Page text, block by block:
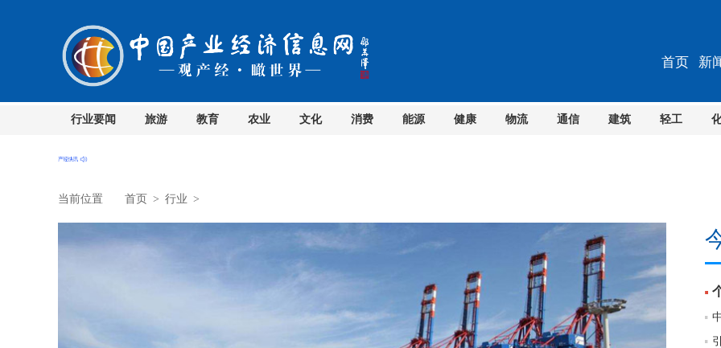
首页 新
行业要闻 旅游 教育 农业 文化 消费 能源 健康 物流 通信 建筑 轻工
当前位置 首页 > 行业 >